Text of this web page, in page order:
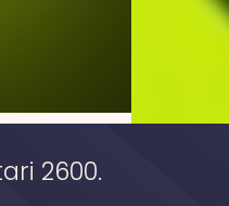
2600.